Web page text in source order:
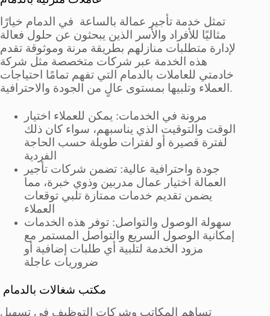
تمثل خدمة تأجير عمالة بالساعة في الدمام خيارًا
مثاليًا للأفراد والأسر الذين يبحثون عن حلول فعالة
لإدارة متطلبات منازلهم بطريقة مرنة وموثوقة تقدم
هذه الخدمة عبر شركات متخصصة مثل شركة
خادمتي للعاملات بالدمام التي تفهم تمامًا احتياجات
العملاء وتلبيها بمستوى عالٍ من الجودة والاحترافية.
مرونة في الخدمات: يمكن للعملاء اختيار
الوقت والتوقيت الذي يناسبهم، سواء كان ذلك
لفترة قصيرة أو لفترات طويلة حسب الحاجة
الفردية
جودة واحترافية عالية: تضمن شركات تأجير
العمالة اختيار عمال مدربين وذوي خبرة، مما
يضمن تقديم خدمات ممتازة تلبي توقعات
العملاء
سهولة الوصول والتواصل: توفر هذه الخدمات
إمكانية الوصول السريع والتواصل المستمر مع
مزود الخدمة لتلبية أي طلبات إضافية أو
ضروريات عاجلة
مكتب شغالات بالدمام
تساهم المكاتب وشركات التوظيف في تسهيل